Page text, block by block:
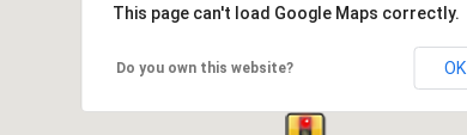
This page can't load Google Maps correctly.
Do you own this website? OK